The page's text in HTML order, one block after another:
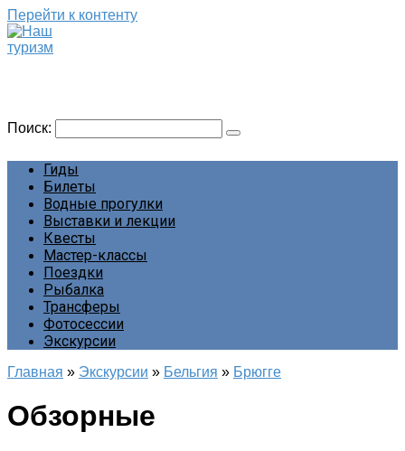
Перейти к контенту
Поиск:
Гиды
Билеты
Водные прогулки
Выставки и лекции
Квесты
Мастер-классы
Поездки
Рыбалка
Трансферы
Фотосессии
Экскурсии
Главная » Экскурсии » Бельгия » Брюгге
Обзорные